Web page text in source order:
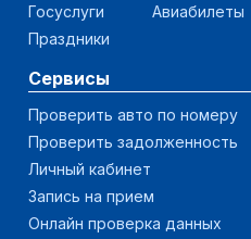
Госуслуги
Праздники
Авиабилеты
Сервисы
Проверить авто по номеру
Проверить задолженность
Личный кабинет
Запись на прием
Онлайн проверка данных